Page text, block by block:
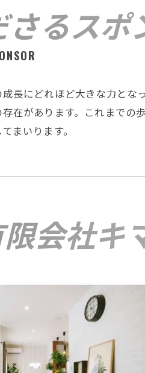
るスポ
長にどれほど大きな力とな
在があります。これまでの
まいります。
限会社キ